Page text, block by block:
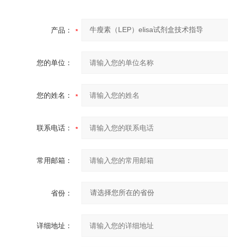
产品：
您的单位：
您的姓名：
联系电话：
常用邮箱：
省份：
详细地址：